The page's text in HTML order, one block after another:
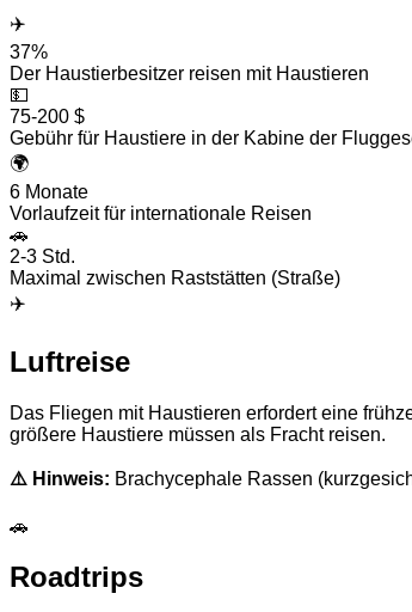
✈️
37%
Der Haustierbesitzer reisen mit Haustieren
💵
75-200 $
Gebühr für Haustiere in der Kabine der
🌍
6 Monate
Vorlaufzeit für internationale Reisen
🚗
2-3 Std.
Maximal zwischen Raststätten (Straße)
✈️
Luftreise
Das Fliegen mit Haustieren erfordert eine
größere Haustiere müssen als Fracht reisen.
⚠️ Hinweis: Brachycephale Rassen
🚗
Roadtrips